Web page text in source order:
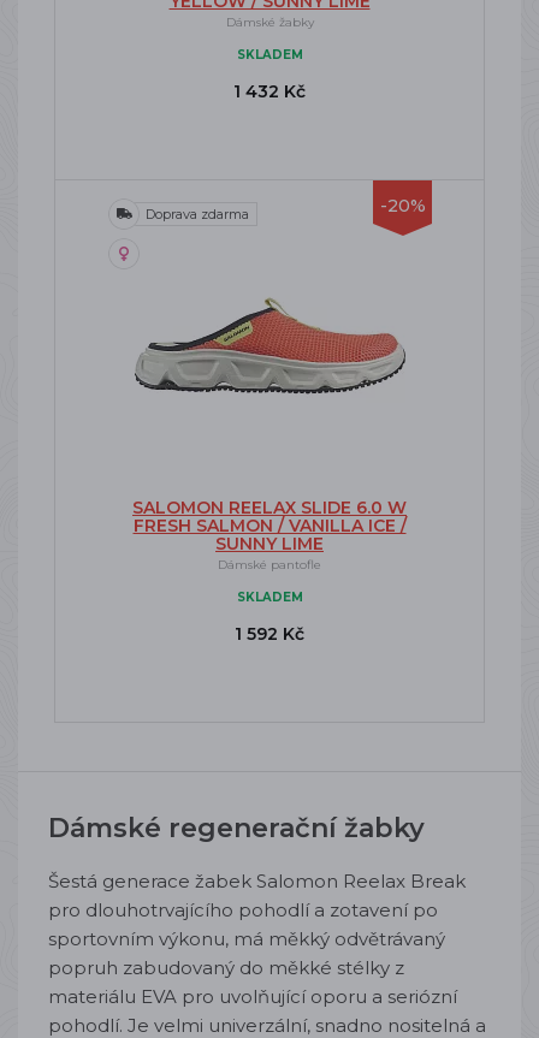
Dámské žabky
SKLADEM
1 432 Kč
-20%
Doprava zdarma
SALOMON REELAX SLIDE 6.0 W
FRESH SALMON / VANILLA ICE /
SUNNY LIME
Dámské pantofle
SKLADEM
1 592 Kč
Dámské regenerační žabky
Šestá generace žabek Salomon Reelax Break
pro dlouhotrvajícího pohodlí a zotavení po
sportovním výkonu, má měkký odvětrávaný
popruh zabudovaný do měkké stélky z
materiálu EVA pro uvolňující oporu a seriózní
pohodlí. Je velmi univerzální, snadno nositelná a